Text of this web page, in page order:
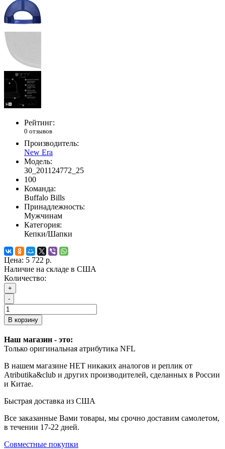
Рейтинг:
0 отзывов
Производитель:
New Era
Модель:
30_201124772_25
100
Команда:
Buffalo Bills
Принадлежность:
Мужчинам
Категория:
Кепки/Шапки
Цена: 5 722 р.
Наличие на складе в США
Количество:
+
-
В корзину
Наш магазин - это:
Только оригинальная атрибутика NFL
В нашем магазине НЕТ никаких аналогов и реплик от
Atributika&club и других производителей, сделанных в России
и Китае.
Быстрая доставка из США
Все заказанные Вами товары, мы срочно доставим самолетом,
в течении 17-22 дней.
Совместные покупки